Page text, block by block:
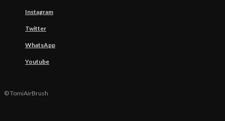
Instagram
Twitter
WhatsApp
Youtube
© TomiAirBrush